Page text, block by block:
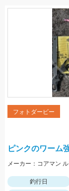
フォトダービー
ピンクのワーム
メーカー：コアマン
釣行日